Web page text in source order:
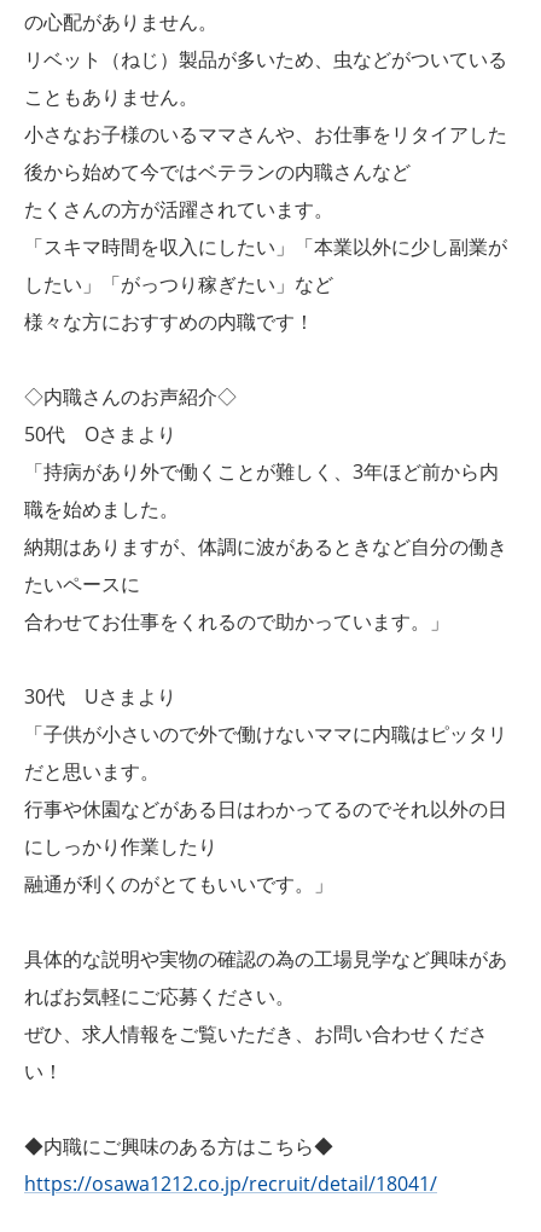
の心配がありません。
リベット（ねじ）製品が多いため、虫などがついている
こともありません。
小さなお子様のいるママさんや、お仕事をリタイアした
後から始めて今ではベテランの内職さんなど
たくさんの方が活躍されています。
「スキマ時間を収入にしたい」「本業以外に少し副業が
したい」「がっつり稼ぎたい」など
様々な方におすすめの内職です！
◇内職さんのお声紹介◇
50代 Oさまより
「持病があり外で働くことが難しく、3年ほど前から内
職を始めました。
納期はありますが、体調に波があるときなど自分の働き
たいペースに
合わせてお仕事をくれるので助かっています。」
30代 Uさまより
「子供が小さいので外で働けないママに内職はピッタリ
だと思います。
行事や休園などがある日はわかってるのでそれ以外の日
にしっかり作業したり
融通が利くのがとてもいいです。」
具体的な説明や実物の確認の為の工場見学など興味があ
ればお気軽にご応募ください。
ぜひ、求人情報をご覧いただき、お問い合わせくださ
い！
◆内職にご興味のある方はこちら◆
https://osawa1212.co.jp/recruit/detail/18041/